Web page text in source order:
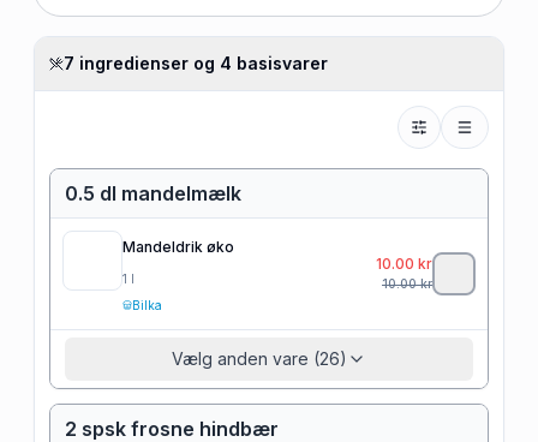
7 ingredienser og 4 basisvarer
0.5 dl mandelmælk
Mandeldrik øko
1 l
Bilka
10.00 kr
10.00kr
Vælg anden vare (26)
2 spsk frosne hindbær